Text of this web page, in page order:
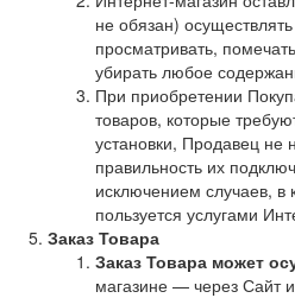
не обязан)
просматривать,
убирать любое
При приобретении
товаров, которые
установки, Продавец не
правильность их
исключением случаев, в
пользуется услугами
Заказ Товара
Заказ Товара может
магазине — через Сайт